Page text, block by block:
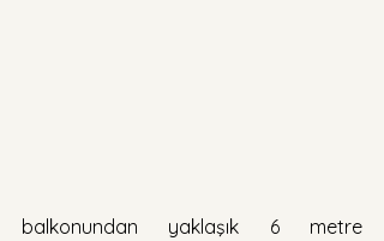
balkonundan yaklaşık 6 metre